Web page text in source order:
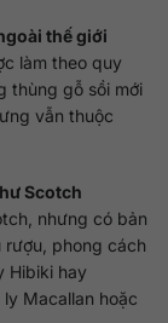
thế giới
làm theo quy
thùng gỗ sồi mới
vẫn thuộc
Scotch
nhưng có bản
rượu, phong cách
Hibiki hay
Macallan hoặc